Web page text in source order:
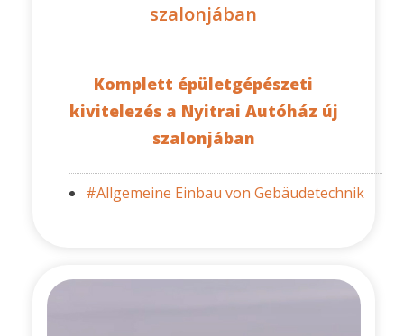
szalonjában
Komplett épületgépészeti
kivitelezés a Nyitrai Autóház új
szalonjában
#Allgemeine Einbau von Gebäudetechnik